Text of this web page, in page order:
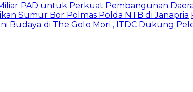
PAD untuk Perkuat Pembangunan
Sumur Bor Polmas Polda NTB di Janapria
Budaya di The Golo Mori , ITDC Dukung